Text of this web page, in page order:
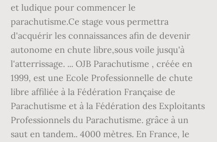
et ludique pour commencer le
parachutisme.Ce stage vous permettra
d'acquérir les connaissances afin de devenir
autonome en chute libre,sous voile jusqu'à
l'atterrissage. ... OJB Parachutisme , créée en
1999, est une Ecole Professionnelle de chute
libre affiliée à la Fédération Française de
Parachutisme et à la Fédération des Exploitants
Professionnels du Parachutisme. grâce à un
saut en tandem.. 4000 mètres. En France, le